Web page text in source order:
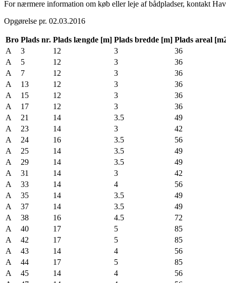
For nærmere information om køb eller leje af bådpladser, kontakt
Opgørelse pr. 02.03.2016
Bro Plads nr. Plads længde [m] Plads bredde [m] Plads areal
A
3 12 3
36
A
5 12 3
36
A
7 12 3
36
A
13 12 3
36
A
15 12 3
36
A
17 12 3
36
A
21 14 3.5
49
A
23 14 3
42
A
24 16 3.5
56
A
25 14 3.5
49
A
29 14 3.5
49
A
31 14 3
42
A
33 14 4
56
A
35 14 3.5
49
A
37 14 3.5
49
A
38 16 4.5
72
A
40 17 5
85
A
42 17 5
85
A
43 14 4
56
A
44 17 5
85
A
45 14 4
56